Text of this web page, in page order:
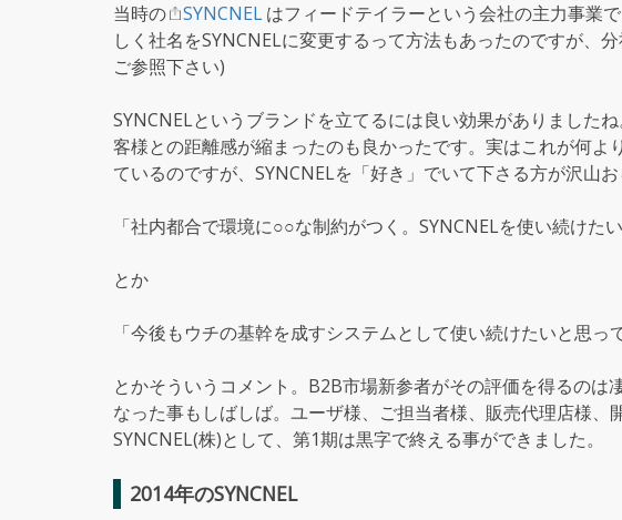
当時の SYNCNELはフィードテイラーという会社の主力事業
しく社名をSYNCNELに変更するって方法もあったのですが、
ご参照下さい)
SYNCNELというブランドを立てるには良い効果がありました
客様との距離感が縮まったのも良かったです。実はこれが何よ
ているのですが、SYNCNELを「好き」でいて下さる方が沢山お
「社内都合で環境に○○な制約がつく。SYNCNELを使い続けた
とか
「今後もウチの基幹を成すシステムとして使い続けたいと思っ
とかそういうコメント。B2B市場新参者がその評価を得るのは
なった事もしばしば。ユーザ様、ご担当者様、販売代理店様、
SYNCNEL(株)として、第1期は黒字で終える事ができました。
2014年のSYNCNEL